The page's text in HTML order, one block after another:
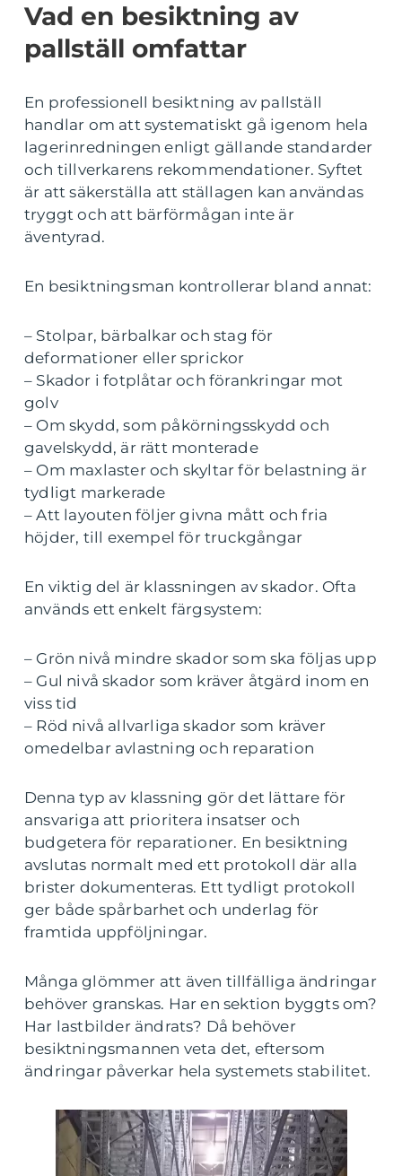
Vad en besiktning av
pallställ omfattar
En professionell besiktning av pallställ
handlar om att systematiskt gå igenom hela
lagerinredningen enligt gällande standarder
och tillverkarens rekommendationer. Syftet
är att säkerställa att ställagen kan användas
tryggt och att bärförmågan inte är
äventyrad.
En besiktningsman kontrollerar bland annat:
– Stolpar, bärbalkar och stag för
deformationer eller sprickor
– Skador i fotplåtar och förankringar mot
golv
– Om skydd, som påkörningsskydd och
gavelskydd, är rätt monterade
– Om maxlaster och skyltar för belastning är
tydligt markerade
– Att layouten följer givna mått och fria
höjder, till exempel för truckgångar
En viktig del är klassningen av skador. Ofta
används ett enkelt färgsystem:
– Grön nivå mindre skador som ska följas upp
– Gul nivå skador som kräver åtgärd inom en
viss tid
– Röd nivå allvarliga skador som kräver
omedelbar avlastning och reparation
Denna typ av klassning gör det lättare för
ansvariga att prioritera insatser och
budgetera för reparationer. En besiktning
avslutas normalt med ett protokoll där alla
brister dokumenteras. Ett tydligt protokoll
ger både spårbarhet och underlag för
framtida uppföljningar.
Många glömmer att även tillfälliga ändringar
behöver granskas. Har en sektion byggts om?
Har lastbilder ändrats? Då behöver
besiktningsmannen veta det, eftersom
ändringar påverkar hela systemets stabilitet.